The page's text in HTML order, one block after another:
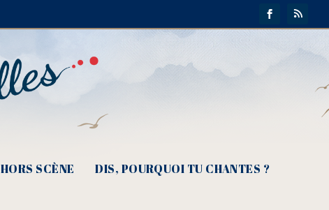
HORS SCÈNE DIS, POURQUOI TU CHANTES ?